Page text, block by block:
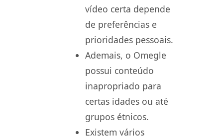
vídeo certa depende
de preferências e
prioridades pessoais.
Ademais, o Omegle
possui conteúdo
inapropriado para
certas idades ou até
grupos étnicos.
Existem vários